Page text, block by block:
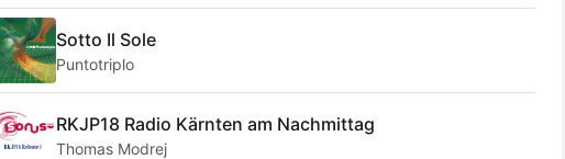
Sotto Il Sole
Puntotriplo
RKJP18 Radio Kärnten am Nachmittag
Thomas Modrej